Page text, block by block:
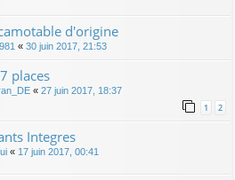
d'origine
« 30 juin 2017, 21:53
places
« 27 juin 2017, 18:37
1 2
Integres
« 17 juin 2017, 00:41